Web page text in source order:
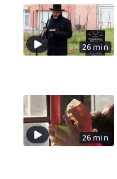
26 min
26 min